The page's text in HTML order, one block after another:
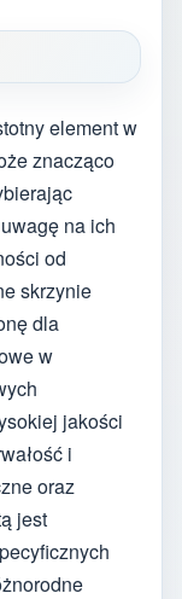
element w
znacząco
na ich
od
skrzynie
dla
w
jakości
i
oraz
jest